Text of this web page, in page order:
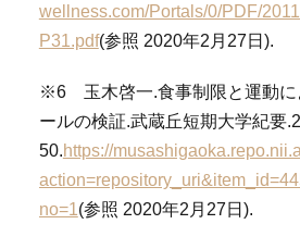
wellness.com/Portals/0/PDF/
P31.pdf(参照 2020年2月27日).
※6 玉木啓一.食事制限と運動に
ールの検証.武蔵丘短期大学紀要
50.https://
no=1(参照 2020年2月27日).